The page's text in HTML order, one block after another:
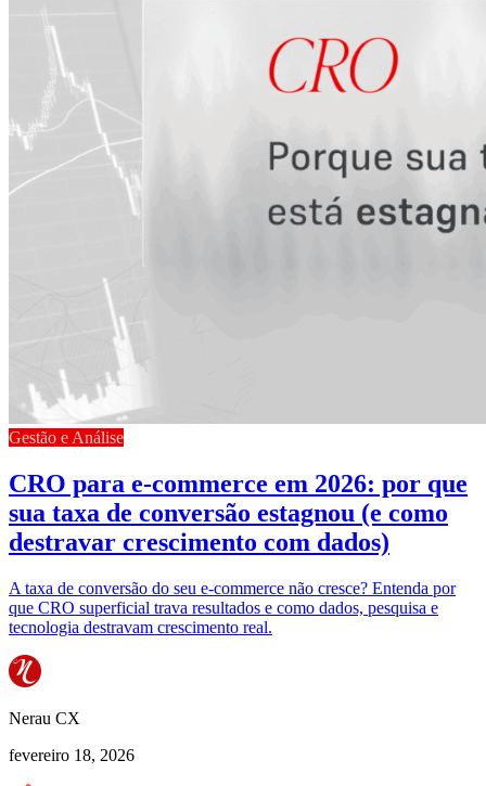
Gestão e Análise
CRO para e-commerce em 2026: por que
sua taxa de conversão estagnou (e como
destravar crescimento com dados)
A taxa de conversão do seu e-commerce não cresce? Entenda por
que CRO superficial trava resultados e como dados, pesquisa e
tecnologia destravam crescimento real.
Nerau CX
fevereiro 18, 2026